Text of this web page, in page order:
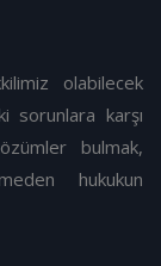
olabilecek
sorunlara karşı
bulmak,
hukukun